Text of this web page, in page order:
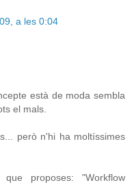
a les 0:04
està de moda sembla
el mals.
però n'hi ha moltíssimes
proposes: "Workflow